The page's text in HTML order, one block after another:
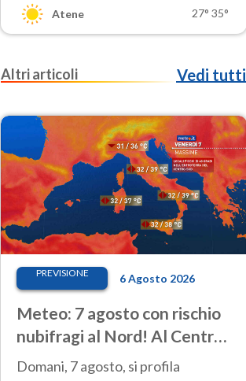
Atene 27° 35°
Altri articoli Vedi tutti
PREVISIONE 6 Agosto 2026
Meteo: 7 agosto con rischio
nubifragi al Nord! Al Centro-
Sud caldo estremo
Domani, 7 agosto, si profila